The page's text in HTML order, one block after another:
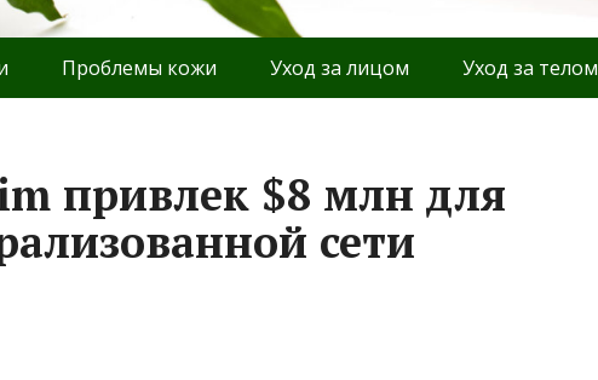
Проблемы кожи Уход за лицом Уход за телом
привлек $8 млн для
сети